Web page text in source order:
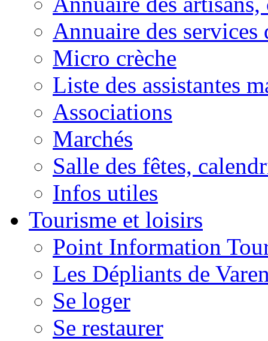
Annuaire des services
Micro crèche
Liste des assistantes
Associations
Marchés
Salle des fêtes,
Infos utiles
Tourisme et loisirs
Point Information
Les Dépliants de
Se loger
Se restaurer